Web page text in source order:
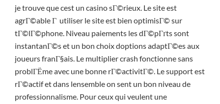
je trouve que cest un casino sГ©rieux. Le site est
agrГ©able Г utiliser le site est bien optimisГ© sur
tГ©lГ©phone. Niveau paiements les dГ©pГґts sont
instantanГ©s et un bon choix doptions adaptГ©es aux
joueurs franГ§ais. Le multiplier crash fonctionne sans
problГЁme avec une bonne rГ©activitГ©. Le support est
rГ©actif et dans lensemble on sent un bon niveau de
professionnalisme. Pour ceux qui veulent une